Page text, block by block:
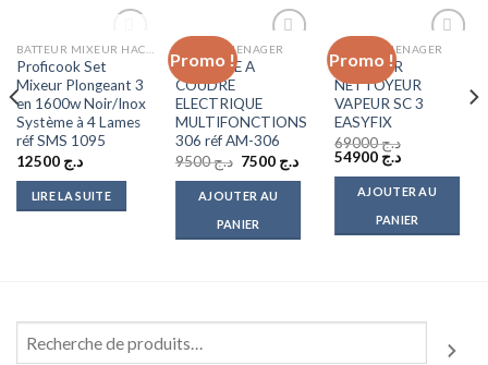
Add to
wishlist
RUPTURE DE
STOCK
Proficook Set
Mixeur Plongeant 3
en 1600w Noir/Inox
Système à 4 Lames
réf SMS 1095
د.ج 12500
LIRE LA SUITE
Promo !
Add to
ELECTROMENAGER
MACHINE A
COUDRE
ELECTRIQUE
MULTIFONCTIONS
306 réf AM-306
د.ج9500
Le
initial
était :
د.ج 7500
Le
AJOUTER AU
PANIER
Promo !
Add to
ELECTROMENAGER
KARCHER
NETTOYEUR
VAPEUR SC 3
EASYFIX
د.ج69000
Le
initial
était :
د.ج 69000.
د.ج 54900
Le
actuel
est :
AJOUTER AU
PANIER
د.ج 9500.